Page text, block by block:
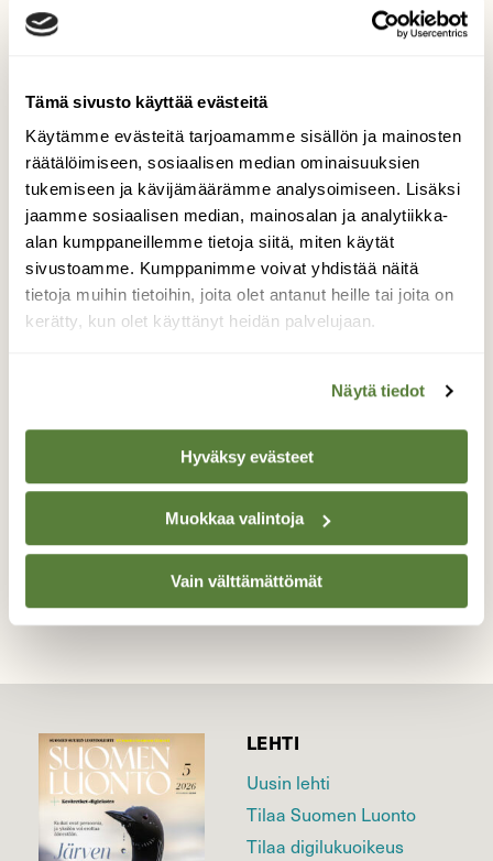
Tämä sivusto käyttää evästeitä
Käytämme evästeitä tarjoamamme sisällön ja mainosten
räätälöimiseen, sosiaalisen median ominaisuuksien
tukemiseen ja kävijämäärämme analysoimiseen. Lisäksi
jaamme sosiaalisen median, mainosalan ja analytiikka-
alan kumppaneillemme tietoja siitä, miten käytät
sivustoamme. Kumppanimme voivat yhdistää näitä
tietoja muihin tietoihin, joita olet antanut heille tai joita on
kerätty, kun olet käyttänyt heidän palvelujaan.
Näytä tiedot
Hyväksy evästeet
Muokkaa valintoja
Vain välttämättömät
Salakatselija
LEHTI
Uusin lehti
Tilaa Suomen Luonto
Tilaa digilukuoikeus